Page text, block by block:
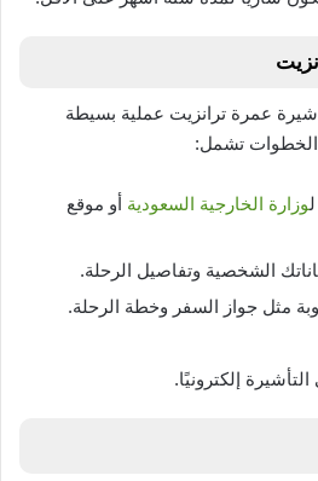
عمرة ترانزيت عملية بسيطة
الخطوات تشمل:
وزارة الخارجية السعودية أو موقع
الشخصية وتفاصيل الرحلة.
مثل جواز السفر وخطة الرحلة.
إلكترونيًا.